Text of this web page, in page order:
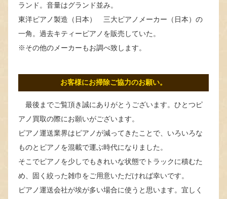
ランド。音量はグランド並み。
東洋ピアノ製造（日本） 三大ピアノメーカー（日本）の
一角。過去キティーピアノを販売していた。
※その他のメーカーもお調べ致します。
お客様にお掃除ご協力のお願い。
最後までご覧頂き誠にありがとうございます。ひとつピ
アノ買取の際にお願いがございます。
ピアノ運送業界はピアノが減ってきたことで、いろいろな
ものとピアノを混載で運ぶ時代になりました。
そこでピアノを少しでもきれいな状態でトラックに積むた
め、固く絞った雑巾をご用意いただければ幸いです。
ピアノ運送会社が埃が多い場合に使うと思います。宜しく